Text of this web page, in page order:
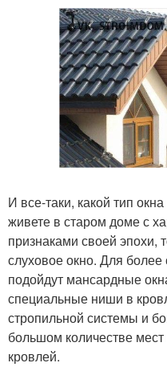
И все-таки, какой тип
живете в старом доме с
признаками своей эпохи,
слуховое окно. Для
подойдут мансардные
специальные ниши в
стропильной системы и
большом количестве
кровлей.